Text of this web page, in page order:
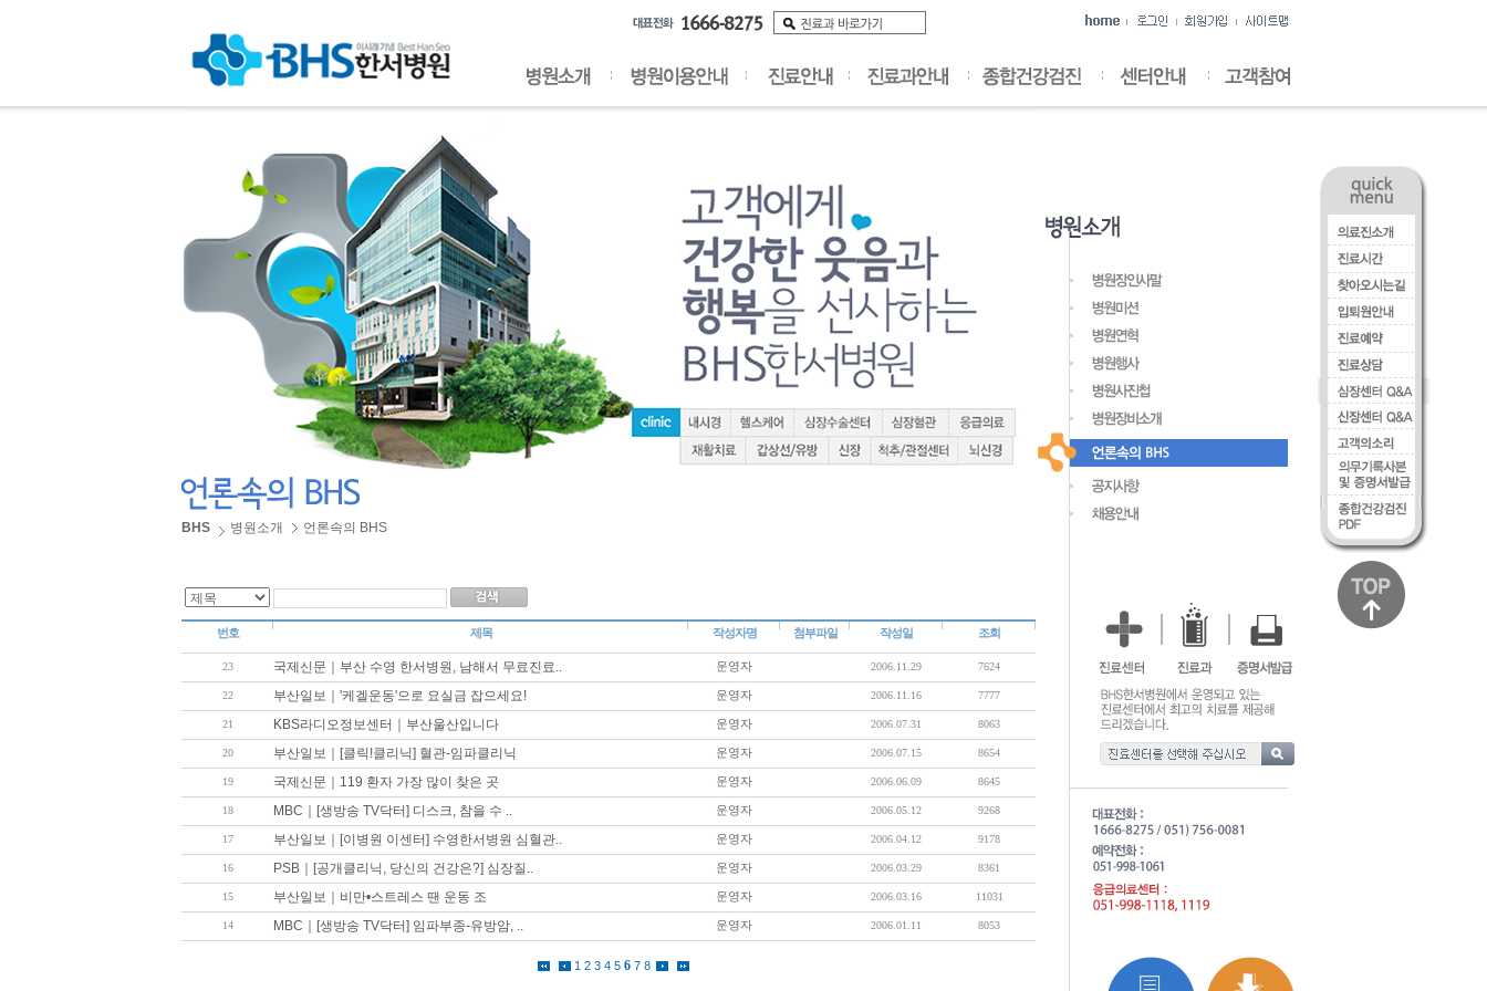
BHS 병원소개 언론속의 BHS
번호 제목 작성자명 첨부파일 작성일 조회
23 국제신문｜부산 수영 한서병원, 남해서 무료진료.. 운영자 2006.11.29 7624
22 부산일보｜'케겔운동'으로 요실금 잡으세요! 운영자 2006.11.16 7777
21 KBS라디오정보센터｜부산울산입니다 운영자 2006.07.31 8063
20 부산일보｜[클릭!클리닉] 혈관-임파클리닉 운영자 2006.07.15 8654
19 국제신문｜119 환자 가장 많이 찾은 곳 운영자 2006.06.09 8645
18 MBC｜[생방송 TV닥터] 디스크, 참을 수 .. 운영자 2006.05.12 9268
17 부산일보｜[이병원 이센터] 수영한서병원 심혈관.. 운영자 2006.04.12 9178
16 PSB｜[공개클리닉, 당신의 건강은?] 심장질.. 운영자 2006.03.29 8361
15 부산일보｜비만•스트레스 땐 운동 조 운영자 2006.03.16 11031
14 MBC｜[생방송 TV닥터] 임파부종-유방암, .. 운영자 2006.01.11 8053
1 2 3 4 5 6 7 8